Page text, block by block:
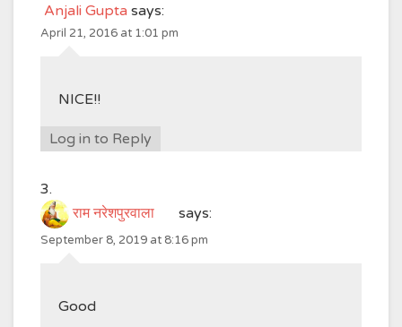
Anjali Gupta says:
April 21, 2016 at 1:01 pm
NICE!!
Log in to Reply
राम नरेशपुरवाला says:
September 8, 2019 at 8:16 pm
Good